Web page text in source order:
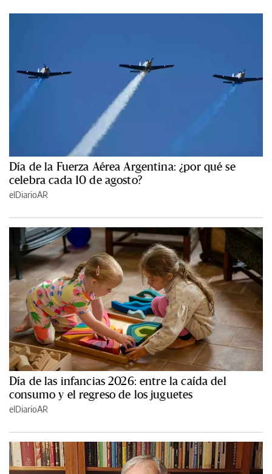
Día de la Fuerza Aérea Argentina: ¿por qué se
celebra cada 10 de agosto?
elDiarioAR
Día de las infancias 2026: entre la caída del
consumo y el regreso de los juguetes
elDiarioAR